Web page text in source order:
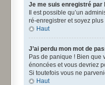
Je me suis enregistré par
Il est possible qu’un
ré-enregistrer et soyez plus
Haut
J’ai perdu mon mot de
Pas de panique ! Bien que
énoncées et vous devriez
Si toutefois vous ne
Haut